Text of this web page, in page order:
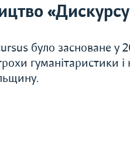
було засноване у